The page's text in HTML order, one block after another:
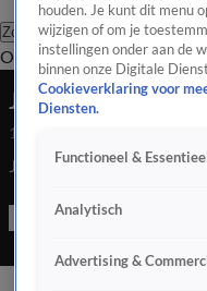
Zoeken
OverzichtEntertainment
JA/NEE met Gert
14 jan 2022, 18:10
JA/NEE met Gert
houden. Je kunt dit menu
wijzigen of om je
instellingen onder aan de
binnen onze Digitale
Cookieverklaring voor
Diensten.
Functioneel & Essentieel
Analytisch
Advertising &